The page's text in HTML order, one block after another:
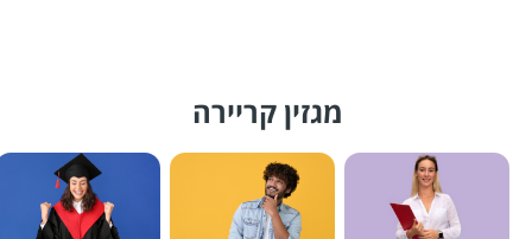
מגזין קריירה